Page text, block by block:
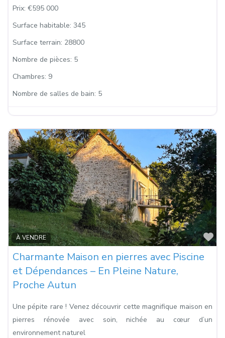
Prix: €595 000
Surface habitable: 345
Surface terrain: 28800
Nombre de pièces: 5
Chambres: 9
Nombre de salles de bain: 5
À VENDRE
Charmante Maison en pierres avec Piscine
et Dépendances – En Pleine Nature,
Proche Autun
Une pépite rare ! Venez découvrir cette magnifique maison en
pierres rénovée avec soin, nichée au cœur d’un
environnement naturel